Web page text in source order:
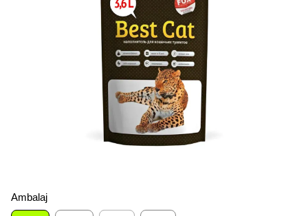
Ambalaj